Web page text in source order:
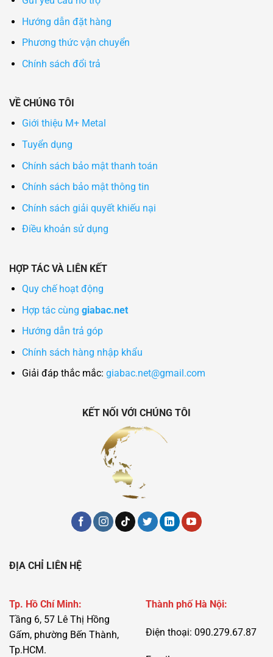
Hướng dẫn đặt hàng
Phương thức vận chuyển
Chính sách đổi trả
VỀ CHÚNG TÔI
Giới thiệu M+ Metal
Tuyển dụng
Chính sách bảo mật thanh toán
Chính sách bảo mật thông tin
Chính sách giải quyết khiếu nại
Điều khoản sử dụng
HỢP TÁC VÀ LIÊN KẾT
Quy chế hoạt động
Hợp tác cùng giabac.net
Hướng dẫn trả góp
Chính sách hàng nhập khẩu
Giải đáp thắc mắc: giabac.net@gmail.com
KẾT NỐI VỚI CHÚNG TÔI
ĐỊA CHỈ LIÊN HỆ
Tp. Hồ Chí Minh:
Tầng 6, 57 Lê Thị Hồng
Gấm, phường Bến Thành,
Tp.HCM.
Thành phố Hà Nội:
Điện thoại: 090.279.67.87